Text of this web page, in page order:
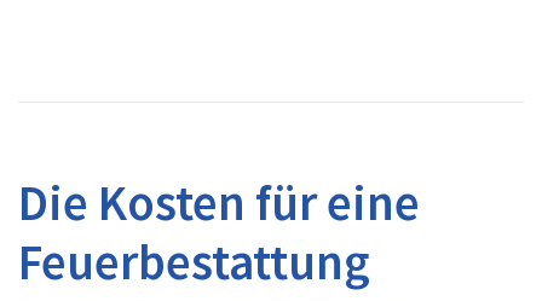
Die Kosten für eine
Feuerbestattung